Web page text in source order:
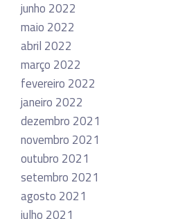
junho 2022
maio 2022
abril 2022
março 2022
fevereiro 2022
janeiro 2022
dezembro 2021
novembro 2021
outubro 2021
setembro 2021
agosto 2021
julho 2021